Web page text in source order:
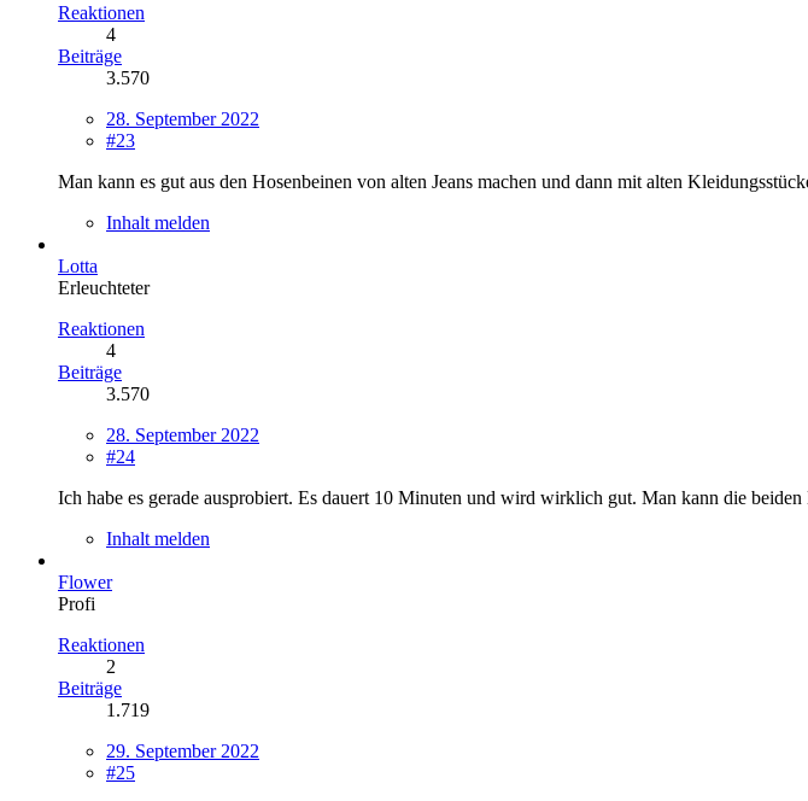
Reaktionen
4
Beiträge
3.570
28. September 2022
#23
Man kann es gut aus den Hosenbeinen von alten Jeans machen und dann mit alten
Inhalt melden
Lotta
Erleuchteter
Reaktionen
4
Beiträge
3.570
28. September 2022
#24
Ich habe es gerade ausprobiert. Es dauert 10 Minuten und wird wirklich gut. Man kann die
Inhalt melden
Flower
Profi
Reaktionen
2
Beiträge
1.719
29. September 2022
#25